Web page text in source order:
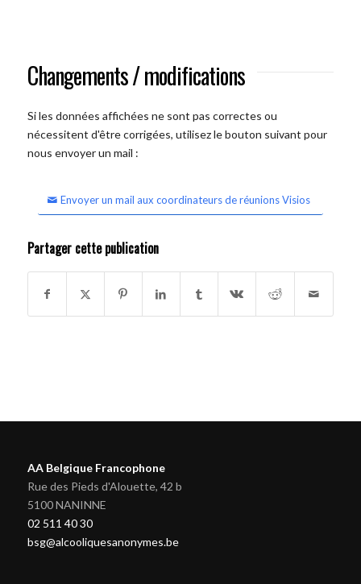
Changements / modifications
Si les données affichées ne sont pas correctes ou
nécessitent d'être corrigées, utilisez le bouton suivant pour
nous envoyer un mail :
Envoyer un mail aux coordinateurs de réunions Visios
Partager cette publication
AA Belgique Francophone
Rue des Pieds d'Alouette, 42 b
5100 NANINNE
02 511 40 30
bsg@alcooliquesanonymes.be